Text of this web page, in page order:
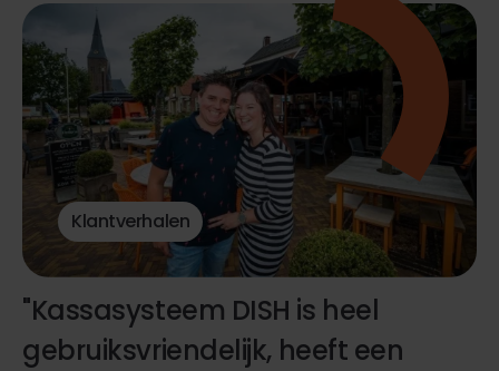
Klantverhalen
"Kassasysteem DISH is heel
gebruiksvriendelijk, heeft een